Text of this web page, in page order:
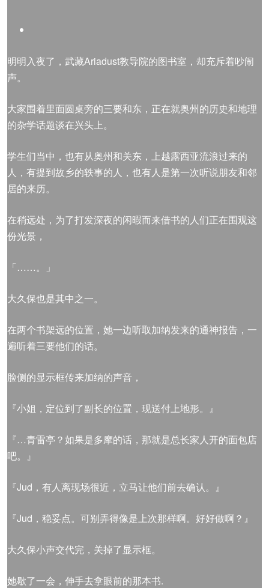
明明入夜了，武藏Ariadust教导院的图书室，却充斥着吵闹
声。
大家围着里面圆桌旁的三要和东，正在就奥州的历史和地理
的杂学话题谈在兴头上。
学生们当中，也有从奥州和关东，上越露西亚流浪过来的
人，有提到故乡的轶事的人，也有人是第一次听说朋友和邻
居的来历。
在稍远处，为了打发深夜的闲暇而来借书的人们正在围观这
份光景，
「……。」
大久保也是其中之一。
在两个书架远的位置，她一边听取加纳发来的通神报告，一
遍听着三要他们的话。
脸侧的显示框传来加纳的声音，
『小姐，定位到了副长的位置，现送付上地形。』
『…青雷亭？如果是多摩的话，那就是总长家人开的面包店
吧。』
『Jud，有人离现场很近，立马让他们前去确认。』
『Jud，稳妥点。可别弄得像是上次那样啊。好好做啊？』
大久保小声交代完，关掉了显示框。
她歇了一会，伸手去拿眼前的那本书.